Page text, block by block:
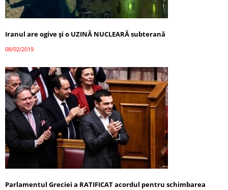
Iranul are ogive și o UZINĂ NUCLEARĂ subterană
08/02/2019
Parlamentul Greciei a RATIFICAT acordul pentru schimbarea